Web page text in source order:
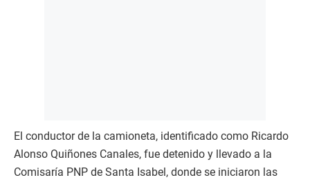
El conductor de la camioneta, identificado como Ricardo
Alonso Quiñones Canales, fue detenido y llevado a la
Comisaría PNP de Santa Isabel, donde se iniciaron las